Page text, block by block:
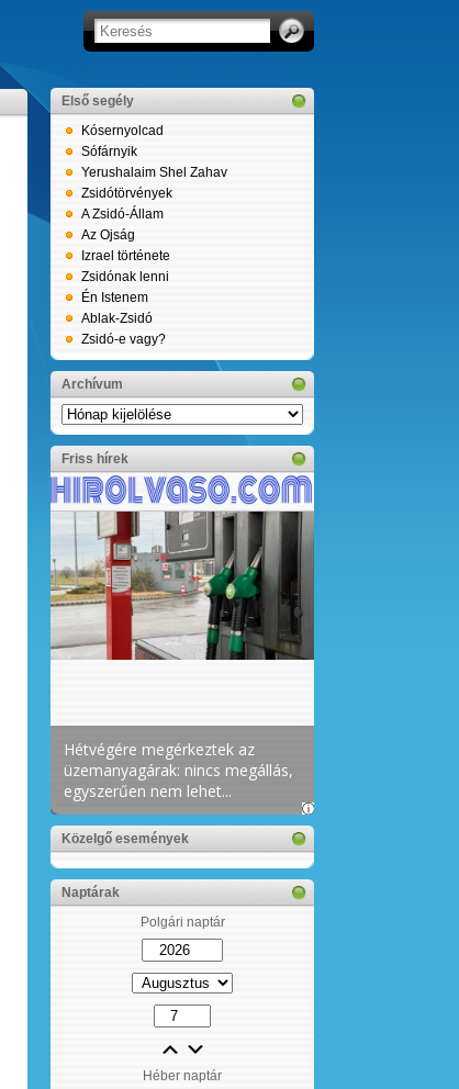
Első segély
Kósernyolcad
Sófárnyik
Yerushalaim Shel Zahav
Zsidótörvények
A Zsidó-Állam
Az Ojság
Izrael története
Zsidónak lenni
Én Istenem
Ablak-Zsidó
Zsidó-e vagy?
Archívum
Archívum
Friss hírek
Közelgő események
Naptárak
Polgári naptár
Héber naptár